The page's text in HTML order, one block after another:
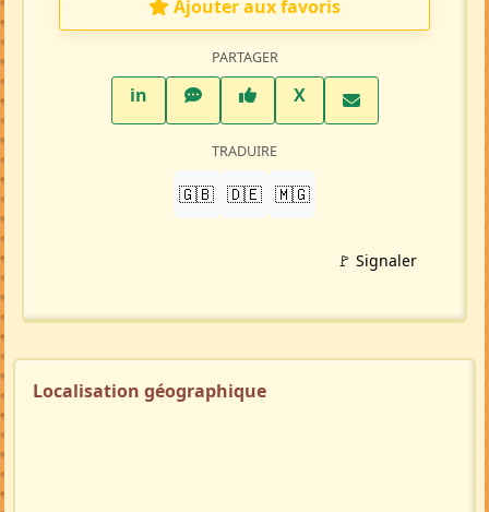
Ajouter aux favoris
PARTAGER
inLinkedInWhatsAppFacebook
XTwitter X
TRADUIRE
🇬🇧 🇩🇪 🇲🇬
🚩 Signaler
Localisation géographique